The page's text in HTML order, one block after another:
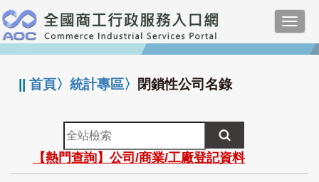
跳
到
主
要
:::
||首頁〉統計專區〉 閉鎖性公司名錄
全
站
檢
索
【熱門查詢】公司/商業/工廠登記資料